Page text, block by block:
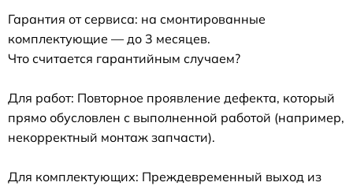
Гарантия от сервиса: на смонтированные
комплектующие — до 3 месяцев.
Что считается гарантийным случаем?
Для работ: Повторное проявление дефекта, который
прямо обусловлен с выполненной работой (например,
некорректный монтаж запчасти).
Для комплектующих: Преждевременный выход из